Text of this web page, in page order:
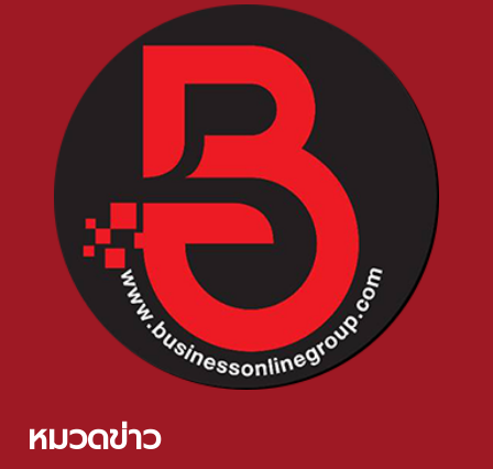
หมวดข่าว